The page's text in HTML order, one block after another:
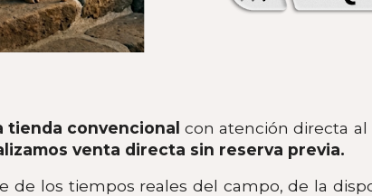
convencional con atención directa al
venta directa sin reserva previa.
de los tiempos reales del campo, de la